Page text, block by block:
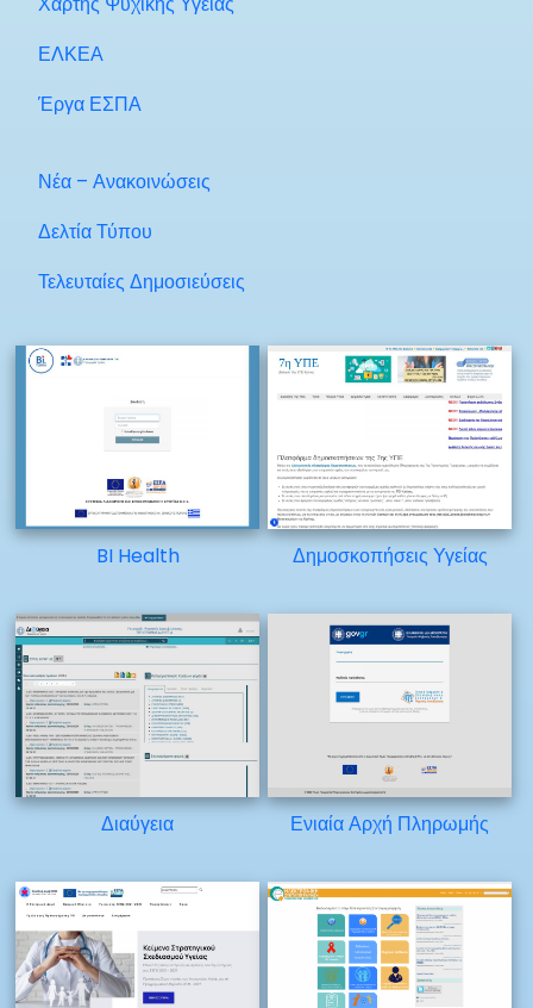
ΕΛΚΕΑ
Έργα ΕΣΠΑ
Νέα – Ανακοινώσεις
Δελτία Τύπου
Τελευταίες Δημοσιεύσεις
BI Health Δημοσκοπήσεις Υγείας
Διαύγεια Ενιαία Αρχή Πληρωμής